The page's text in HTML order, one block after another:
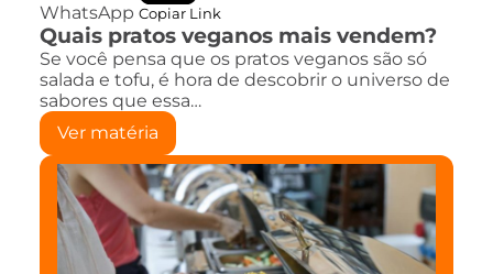
WhatsApp Copiar Link
Quais pratos veganos mais vendem?
Se você pensa que os pratos veganos são só
salada e tofu, é hora de descobrir o universo de
sabores que essa…
Ver matéria